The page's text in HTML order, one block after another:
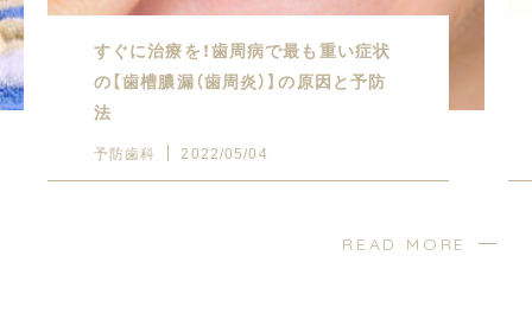
すぐに治療を！歯周病で最も重い症状
の【歯槽膿漏（歯周炎）】の原因と予防
法
予防歯科 2022/05/04
READ MORE